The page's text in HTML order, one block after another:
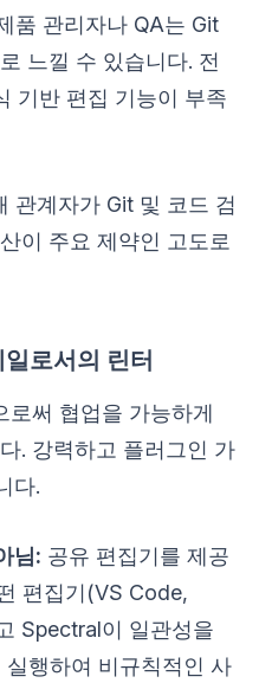
품 관리자나 QA는 Git
느낄 수 있습니다. 전
기반 편집 기능이 부족
관계자가 Git 및 코드 검
이 주요 제약인 고도로
로서의 린터
써 협업을 가능하게
. 강력하고 플러그인 가
다.
님: 공유 편집기를 제공
편집기(VS Code,
Spectral이 일관성을
행하여 비규칙적인 사